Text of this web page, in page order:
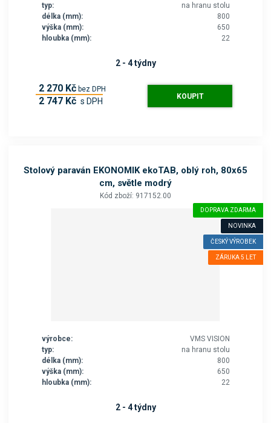
typ:
na hranu stolu
délka (mm):
800
výška (mm):
650
hloubka (mm):
22
2 - 4 týdny
2 270 Kč bez DPH
2 747 Kč s DPH KOUPIT
Stolový paraván EKONOMIK ekoTAB, oblý roh, 80x65
cm, světle modrý
Kód zboží: 917152.00
DOPRAVA ZDARMA
NOVINKA
ČESKÝ VÝROBEK
ZÁRUKA 5 LET
výrobce:
VMS VISION
typ:
na hranu stolu
délka (mm):
800
výška (mm):
650
hloubka (mm):
22
2 - 4 týdny